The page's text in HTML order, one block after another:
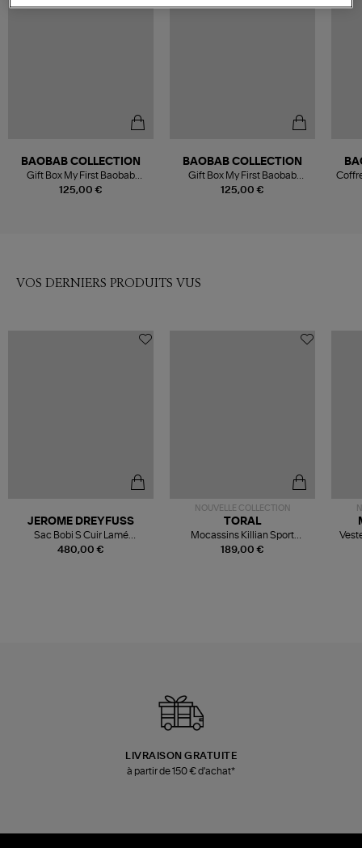
125,00 €
BAOBAB COLLECTION
Gift Box My First Baobab
Gentlemen
125,00 €
BAOBAB COLLECTION
Gift Box My First Baobab
Women
VOS DERNIERS PRODUITS VUS
480,00 €
JEROME DREYFUSS
Sac Bobi S Cuir Lamé
Champagne
NOUVELLE COLLECTION
189,00 €
TORAL
Mocassins Killian Sport
Mousse
LIVRAISON GRATUITE
à partir de 150 € d'achat*